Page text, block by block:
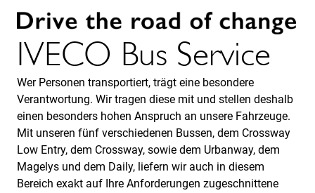
IVECO Bus Service
Wer Personen transportiert, trägt eine besondere
Verantwortung. Wir tragen diese mit und stellen deshalb
einen besonders hohen Anspruch an unsere Fahrzeuge.
Mit unseren fünf verschiedenen Bussen, dem Crossway
Low Entry, dem Crossway, sowie dem Urbanway, dem
Magelys und dem Daily, liefern wir auch in diesem
Bereich exakt auf Ihre Anforderungen zugeschnittene